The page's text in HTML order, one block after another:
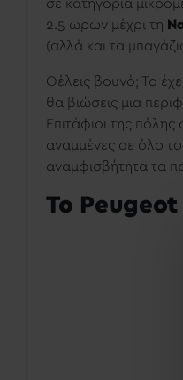
σε κατηγορία
2.5 ωρών μέχρι τη
(αλλά και τα
Θέλεις βουνό; Το
θα βιώσεις μια
Επιτάφιοι της πόλης
αναμμένες σε όλο
αναμφισβήτητα τα
Το Peugeot